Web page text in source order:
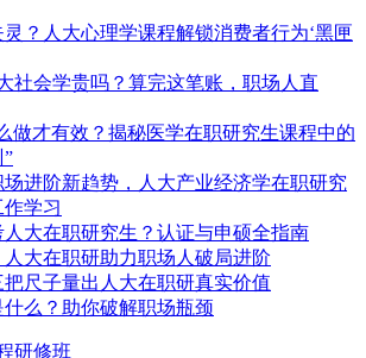
？人大心理学课程解锁消费者行为‘黑匣
社会学贵吗？算完这笔账，职场人直
做才有效？揭秘医学在职研究生课程中的
进阶新趋势，人大产业经济学在职研究
学习
大在职研究生？认证与申硕全指南
大在职研助力职场人破局进阶
尺子量出人大在职研真实价值
么？助你破解职场瓶颈